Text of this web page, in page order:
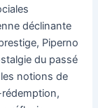
déclinante
Piperno
du passé
notions de
rédemption,